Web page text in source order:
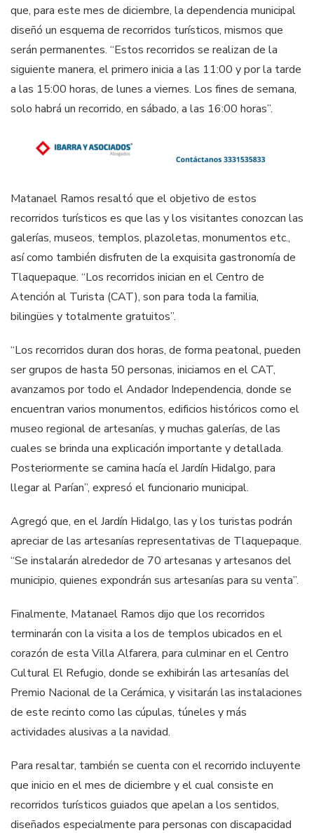
que, para este mes de diciembre, la dependencia municipal
diseñó un esquema de recorridos turísticos, mismos que
serán permanentes. “Estos recorridos se realizan de la
siguiente manera, el primero inicia a las 11:00 y por la tarde
a las 15:00 horas, de lunes a viernes. Los fines de semana,
solo habrá un recorrido, en sábado, a las 16:00 horas”.
Matanael Ramos resaltó que el objetivo de estos
recorridos turísticos es que las y los visitantes conozcan las
galerías, museos, templos, plazoletas, monumentos etc.,
así como también disfruten de la exquisita gastronomía de
Tlaquepaque. “Los recorridos inician en el Centro de
Atención al Turista (CAT), son para toda la familia,
bilingües y totalmente gratuitos”.
“Los recorridos duran dos horas, de forma peatonal, pueden
ser grupos de hasta 50 personas, iniciamos en el CAT,
avanzamos por todo el Andador Independencia, donde se
encuentran varios monumentos, edificios históricos como el
museo regional de artesanías, y muchas galerías, de las
cuales se brinda una explicación importante y detallada.
Posteriormente se camina hacía el Jardín Hidalgo, para
llegar al Parían”, expresó el funcionario municipal.
Agregó que, en el Jardín Hidalgo, las y los turistas podrán
apreciar de las artesanías representativas de Tlaquepaque.
“Se instalarán alrededor de 70 artesanas y artesanos del
municipio, quienes expondrán sus artesanías para su venta”.
Finalmente, Matanael Ramos dijo que los recorridos
terminarán con la visita a los de templos ubicados en el
corazón de esta Villa Alfarera, para culminar en el Centro
Cultural El Refugio, donde se exhibirán las artesanías del
Premio Nacional de la Cerámica, y visitarán las instalaciones
de este recinto como las cúpulas, túneles y más
actividades alusivas a la navidad.
Para resaltar, también se cuenta con el recorrido incluyente
que inicio en el mes de diciembre y el cual consiste en
recorridos turísticos guiados que apelan a los sentidos,
diseñados especialmente para personas con discapacidad